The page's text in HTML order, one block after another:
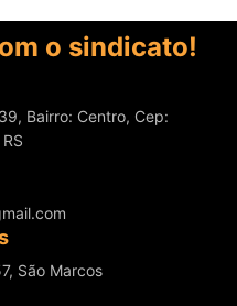
o sindicato!
Bairro: Centro, Cep:
São Marcos